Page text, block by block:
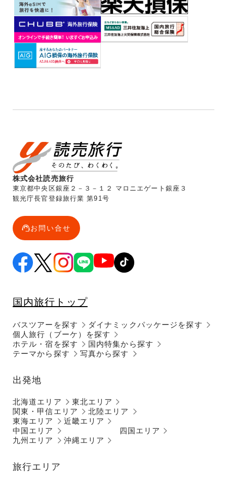
株式会社読売旅行
東京都中央区銀座２－３－１２ マロニエゲート銀座３
観光庁長官登録旅行業 第91号
お問い合せ
国内旅行トップ
バスツアーを探す
個人旅行（ブーケ）を探す
ダイナミックパッケージを探す
ホテル・宿を探す
国内特集から探す
テーマから探す
写真から探す
出発地
北海道エリア
東北エリア
関東・甲信エリア
北陸エリア
東海エリア
近畿エリア
中国エリア
四国エリア
九州エリア
沖縄エリア
旅行エリア